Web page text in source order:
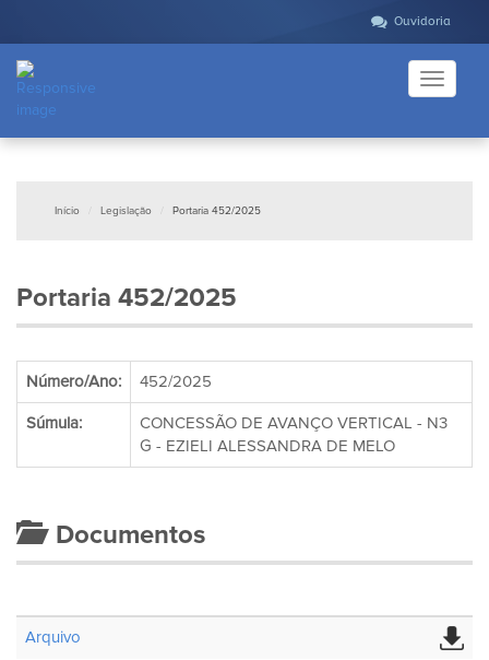
Ouvidoria
Toggle
Início Legislação Portaria 452/2025
Portaria 452/2025
Número/Ano: 452/2025
Súmula:
CONCESSÃO DE AVANÇO VERTICAL - N3
G - EZIELI ALESSANDRA DE MELO
Documentos
Arquivo